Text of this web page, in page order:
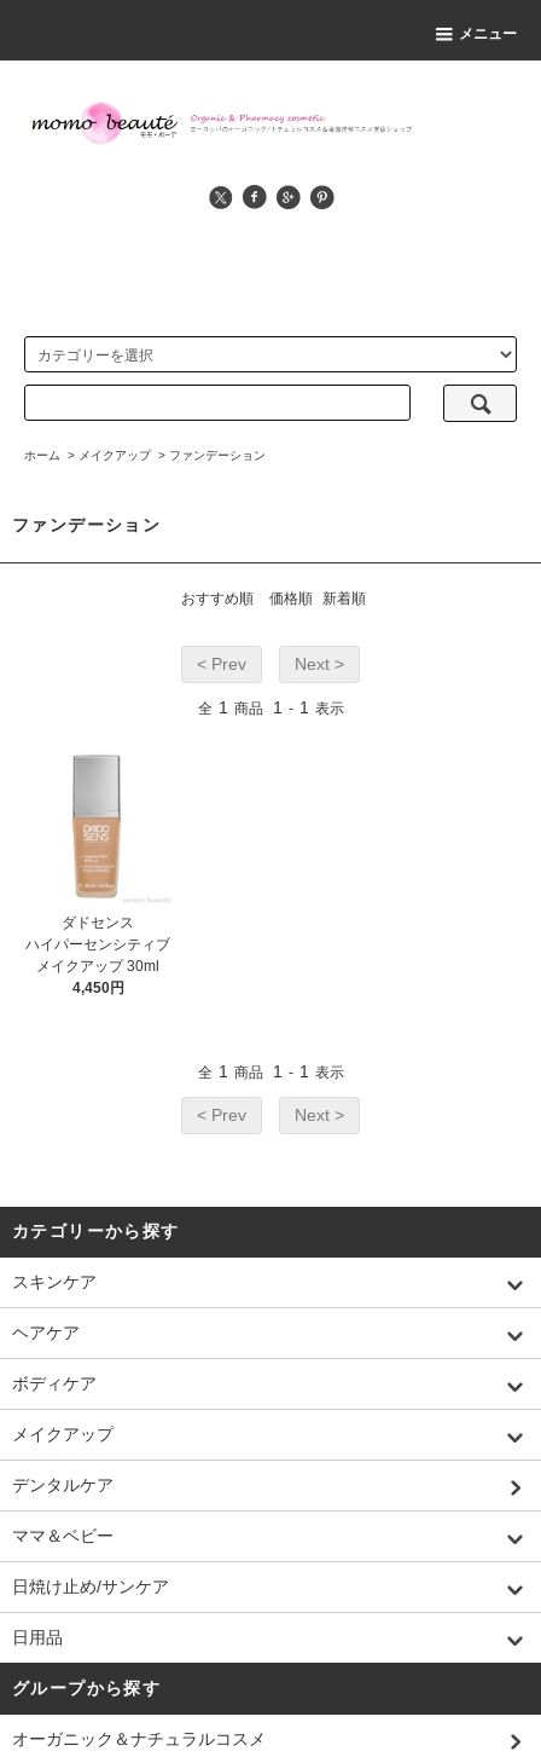
メニュー
ホーム > メイクアップ > ファンデーション
ファンデーション
おすすめ順 価格順 新着順
< Prev Next >
全 1 商品 1 - 1 表示
ダドセンス
ハイパーセンシティブ
メイクアップ 30ml
4,450円
全 1 商品 1 - 1 表示
< Prev Next >
カテゴリーから探す
スキンケア
ヘアケア
ボディケア
メイクアップ
デンタルケア
ママ＆ベビー
日焼け止め/サンケア
日用品
グループから探す
オーガニック＆ナチュラルコスメ